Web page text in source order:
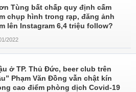
Tùng bất chấp quy định cấm
chụp hình trong rạp, đăng ảnh
lên Instagram 6,4 triệu follow?
2022
ở TP. Thủ Đức, beer club trên
Phạm Văn Đồng vẫn chật kín
cao điểm phòng dịch Covid-19